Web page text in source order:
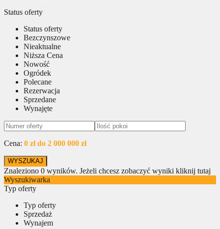
Status oferty
Status oferty
Bezczynszowe
Nieaktualne
Niższa Cena
Nowość
Ogródek
Polecane
Rezerwacja
Sprzedane
Wynajęte
Cena: 0 zł do 2 000 000 zł
Znaleziono 0 wyników. Jeżeli chcesz zobaczyć wyniki kliknij tutaj
Wyszukiwarka
Typ oferty
Typ oferty
Sprzedaż
Wynajem